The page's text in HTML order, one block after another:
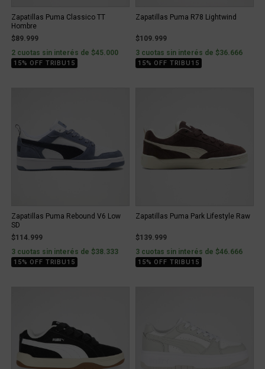
Zapatillas Puma Classico TT
Hombre
$89.999
2 cuotas sin interés de $45.000
15% OFF TRIBU15
Zapatillas Puma R78 Lightwind
$109.999
3 cuotas sin interés de $36.666
15% OFF TRIBU15
Zapatillas Puma Rebound V6 Low
SD
$114.999
3 cuotas sin interés de $38.333
15% OFF TRIBU15
Zapatillas Puma Park Lifestyle Raw
$139.999
3 cuotas sin interés de $46.666
15% OFF TRIBU15